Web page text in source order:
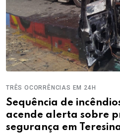
TRÊS OCORRÊNCIAS EM 24H
Sequência de
acende alerta sobre
segurança em